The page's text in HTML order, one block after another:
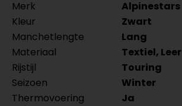
Merk
Alpinestars
Kleur
Zwart
Manchetlengte
Lang
Materiaal
Textiel, Leer
Rijstijl
Touring
Seizoen
Winter
Thermovoering
Ja